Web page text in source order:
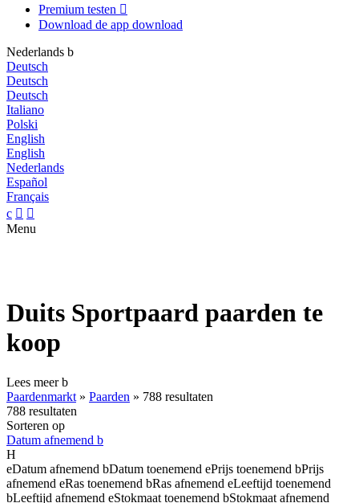
Premium testen 
Download de app download
Nederlands b
Deutsch
Deutsch
Deutsch
Italiano
Polski
English
English
Nederlands
Español
Français
c  
Menu
Duits Sportpaard paarden te
koop
Lees meerb
Paardenmarkt » Paarden » 788 resultaten
788 resultaten
Sorteren op
Datum afnemend b
H
eDatum afnemend bDatum toenemend ePrijs toenemend bPrijs
afnemend eRas toenemend bRas afnemend eLeeftijd toenemend
bLeeftijd afnemend eStokmaat toenemend bStokmaat afnemend